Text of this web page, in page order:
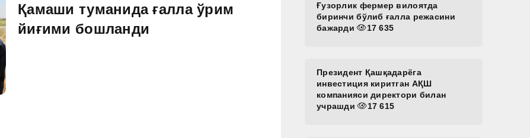
Қамаши туманида ғалла ўрим
йиғими бошланди
Ғузорлик фермер вилоятда
биринчи бўлиб ғалла режасини
бажарди
17 635
Президент Қашқадарёга
инвестиция киритган АҚШ
компанияси директори билан
учрашди
17 615